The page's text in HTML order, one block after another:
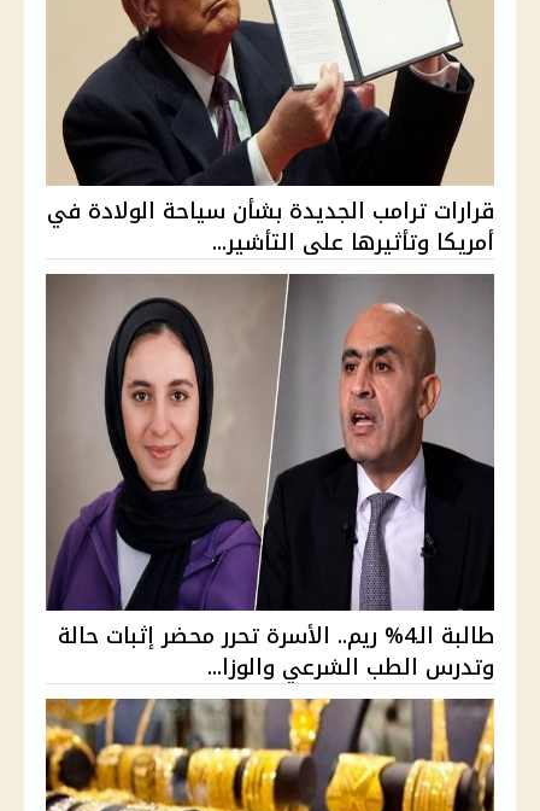
قرارات ترامب الجديدة بشأن سياحة الولادة في
أمريكا وتأثيرها على التأشير...
طالبة الـ4% ريم.. الأسرة تحرر محضر إثبات حالة
وتدرس الطب الشرعي والوزا...